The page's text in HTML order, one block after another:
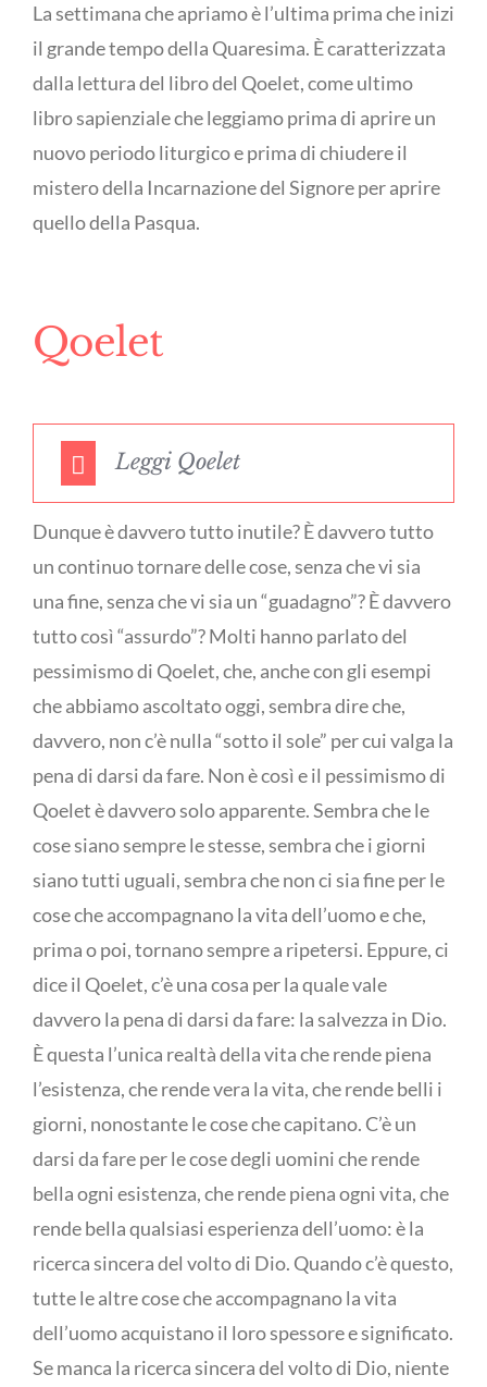
La settimana che apriamo è l’ultima prima che inizi
il grande tempo della Quaresima. È caratterizzata
dalla lettura del libro del Qoelet, come ultimo
libro sapienziale che leggiamo prima di aprire un
nuovo periodo liturgico e prima di chiudere il
mistero della Incarnazione del Signore per aprire
quello della Pasqua.
Qoelet
Leggi Qoelet
Dunque è davvero tutto inutile? È davvero tutto
un continuo tornare delle cose, senza che vi sia
una fine, senza che vi sia un “guadagno”? È davvero
tutto così “assurdo”? Molti hanno parlato del
pessimismo di Qoelet, che, anche con gli esempi
che abbiamo ascoltato oggi, sembra dire che,
davvero, non c’è nulla “sotto il sole” per cui valga la
pena di darsi da fare. Non è così e il pessimismo di
Qoelet è davvero solo apparente. Sembra che le
cose siano sempre le stesse, sembra che i giorni
siano tutti uguali, sembra che non ci sia fine per le
cose che accompagnano la vita dell’uomo e che,
prima o poi, tornano sempre a ripetersi. Eppure, ci
dice il Qoelet, c’è una cosa per la quale vale
davvero la pena di darsi da fare: la salvezza in Dio.
È questa l’unica realtà della vita che rende piena
l’esistenza, che rende vera la vita, che rende belli i
giorni, nonostante le cose che capitano. C’è un
darsi da fare per le cose degli uomini che rende
bella ogni esistenza, che rende piena ogni vita, che
rende bella qualsiasi esperienza dell’uomo: è la
ricerca sincera del volto di Dio. Quando c’è questo,
tutte le altre cose che accompagnano la vita
dell’uomo acquistano il loro spessore e significato.
Se manca la ricerca sincera del volto di Dio, niente